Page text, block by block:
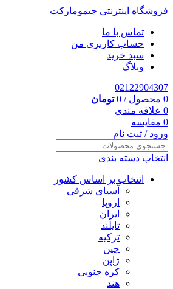
فروشگاه اینترنتی جیمومارکت
تماس با ما
حساب کاربری من
سبد خرید
وبلاگ
02122904307
0 محصول /
0 تومان
0 علاقه مندی
0 مقایسه
ورود / ثبت نام
انتخاب دسته بندی
انتخاب بر اساس کشور
آسیای شرقی
اروپا
ایران
تایلند
ترکیه
چین
ژاپن
کره جنوبی
هند